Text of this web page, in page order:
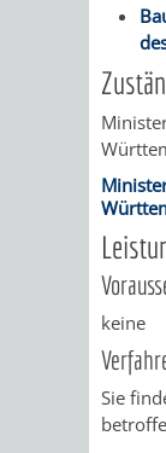
DOCH
keine
Sie